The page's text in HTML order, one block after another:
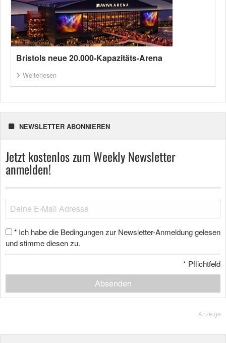
Bristols neue 20.000-Kapazitäts-Arena
Weiterlesen
NEWSLETTER ABONNIEREN
Jetzt kostenlos zum Weekly Newsletter
anmelden!
* Ich habe die Bedingungen zur Newsletter-Anmeldung gelesen
und stimme diesen zu.
* Pflichtfeld
Absenden
Anzeige